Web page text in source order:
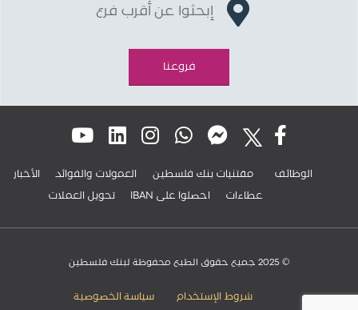
إبحثوا عن أقرب فرع
فروعنا
الوظائف مقتنيات بنك فلسطين العمولات والفوائد الأخبار
عطاءات IBAN احصلوا على تحويل العملات
© 2025 جميع حقوق الطبع محفوظة لبنك فلسطين
شروط الإستخدام سياسة الخصوصية